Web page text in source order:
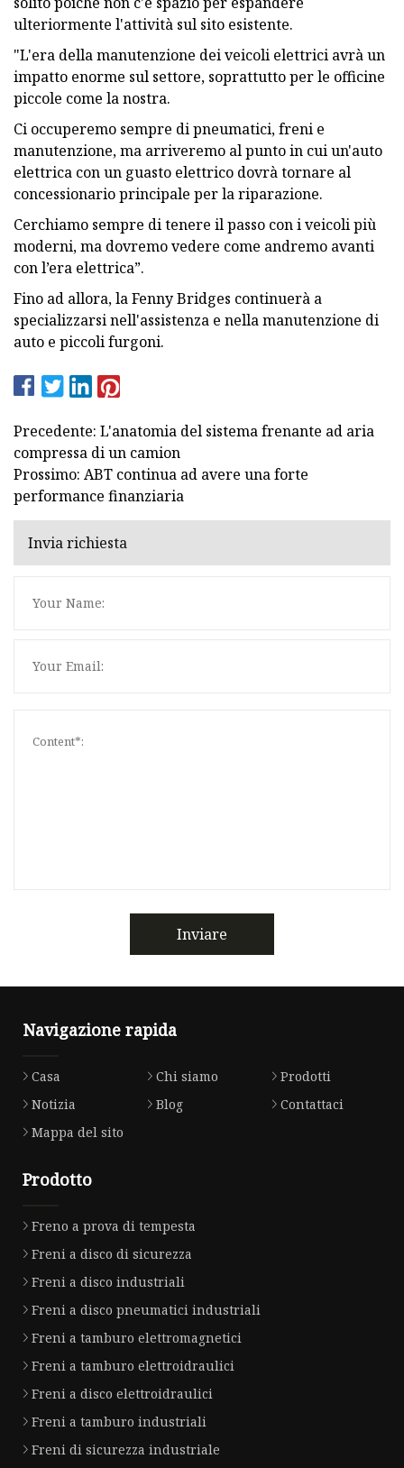
ulteriormente l'attività sul sito esistente.
"L'era della manutenzione dei veicoli elettrici avrà un
impatto enorme sul settore, soprattutto per le officine
piccole come la nostra.
Ci occuperemo sempre di pneumatici, freni e
manutenzione, ma arriveremo al punto in cui un'auto
elettrica con un guasto elettrico dovrà tornare al
concessionario principale per la riparazione.
Cerchiamo sempre di tenere il passo con i veicoli più
moderni, ma dovremo vedere come andremo avanti
con l’era elettrica”.
Fino ad allora, la Fenny Bridges continuerà a
specializzarsi nell'assistenza e nella manutenzione di
auto e piccoli furgoni.
Precedente: L'anatomia del sistema frenante ad aria
compressa di un camion
Prossimo: ABT continua ad avere una forte
performance finanziaria
Invia richiesta
Inviare
Navigazione rapida
Casa Chi siamo
Prodotti
Notizia
Blog
Contattaci
Mappa del sito
Prodotto
Freno a prova di tempesta
Freni a disco di sicurezza
Freni a disco industriali
Freni a disco pneumatici industriali
Freni a tamburo elettromagnetici
Freni a tamburo elettroidraulici
Freni a disco elettroidraulici
Freni a tamburo industriali
Freni di sicurezza industriale